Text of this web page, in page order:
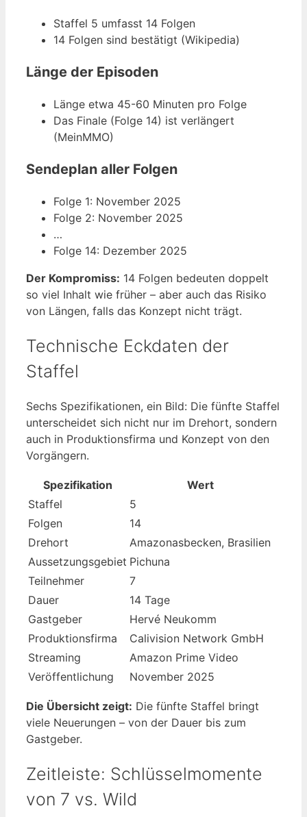
Staffel 5 umfasst 14 Folgen
14 Folgen sind bestätigt (Wikipedia)
Länge der Episoden
Länge etwa 45-60 Minuten pro Folge
Das Finale (Folge 14) ist verlängert
(MeinMMO)
Sendeplan aller Folgen
Folge 1: November 2025
Folge 2: November 2025
…
Folge 14: Dezember 2025
Der Kompromiss: 14 Folgen bedeuten doppelt
so viel Inhalt wie früher – aber auch das Risiko
von Längen, falls das Konzept nicht trägt.
Technische Eckdaten der
Staffel
Sechs Spezifikationen, ein Bild: Die fünfte Staffel
unterscheidet sich nicht nur im Drehort, sondern
auch in Produktionsfirma und Konzept von den
Vorgängern.
Spezifikation
Wert
Staffel
5
Folgen
14
Drehort
Amazonasbecken, Brasilien
Aussetzungsgebiet Pichuna
Teilnehmer
7
Dauer
14 Tage
Gastgeber
Hervé Neukomm
Produktionsfirma
Calivision Network GmbH
Streaming
Amazon Prime Video
Veröffentlichung
November 2025
Die Übersicht zeigt: Die fünfte Staffel bringt
viele Neuerungen – von der Dauer bis zum
Gastgeber.
Zeitleiste: Schlüsselmomente
von 7 vs. Wild